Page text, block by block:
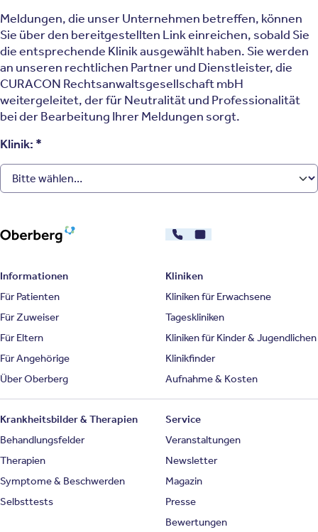
Meldungen, die unser Unternehmen betreffen, können
Sie über den bereitgestellten Link einreichen, sobald Sie
die entsprechende Klinik ausgewählt haben. Sie werden
an unseren rechtlichen Partner und Dienstleister, die
CURACON Rechtsanwaltsgesellschaft mbH
weitergeleitet, der für Neutralität und Professionalität
bei der Bearbeitung Ihrer Meldungen sorgt.
Klinik: *
030 - 26478607
Kontakt
Informationen
Für Patienten
Für Zuweiser
Für Eltern
Für Angehörige
Über Oberberg
Kliniken
Kliniken für Erwachsene
Tageskliniken
Kliniken für Kinder & Jugendlichen
Klinikfinder
Aufnahme & Kosten
Krankheitsbilder & Therapien
Behandlungsfelder
Therapien
Symptome & Beschwerden
Selbsttests
Service
Veranstaltungen
Newsletter
Magazin
Presse
Bewertungen